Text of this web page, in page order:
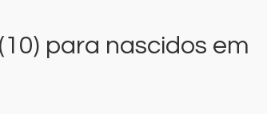
para nascidos em